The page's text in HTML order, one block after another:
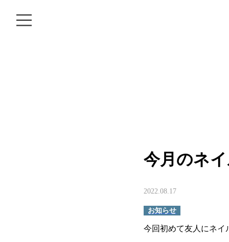
今月のネ
2022.08.17
お知らせ
今回初めて友人にネイ